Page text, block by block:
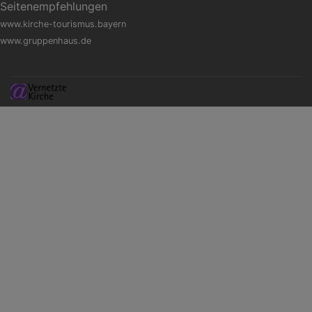
Seitenempfehlungen
www.kirche-tourismus.bayern
www.gruppenhaus.de